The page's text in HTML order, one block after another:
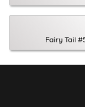
Fairy Tail